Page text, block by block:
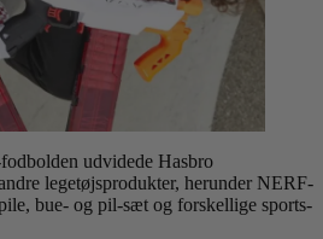
udvidede Hasbro
legetøjsprodukter, herunder NERF-
bue- og pil-sæt og forskellige sports-